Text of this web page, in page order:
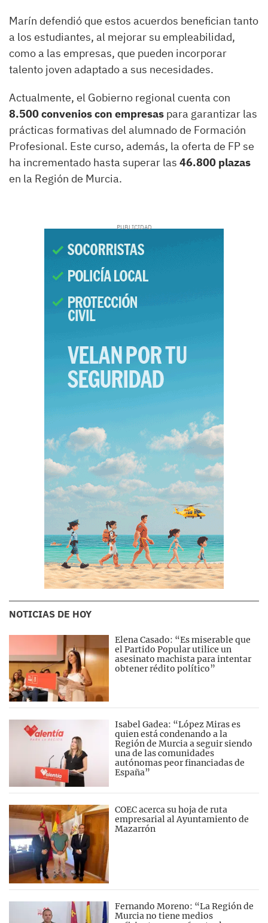
Marín defendió que estos acuerdos benefician tanto
a los estudiantes, al mejorar su empleabilidad,
como a las empresas, que pueden incorporar
talento joven adaptado a sus necesidades.
Actualmente, el Gobierno regional cuenta con
8.500 convenios con empresas para garantizar las
prácticas formativas del alumnado de Formación
Profesional. Este curso, además, la oferta de FP se
ha incrementado hasta superar las 46.800 plazas
en la Región de Murcia.
NOTICIAS DE HOY
Elena Casado: “Es miserable que
el Partido Popular utilice un
asesinato machista para intentar
obtener rédito político”
Isabel Gadea: “López Miras es
quien está condenando a la
Región de Murcia a seguir siendo
una de las comunidades
autónomas peor financiadas de
España”
COEC acerca su hoja de ruta
empresarial al Ayuntamiento de
Mazarrón
Fernando Moreno: “La Región de
Murcia no tiene medios